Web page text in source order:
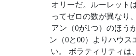
オリーだ。ルーレット
ってゼロの数が異なり
アン（0が1つ）のほう
ン（0と00）よりハウス
い。 ボラティリティは